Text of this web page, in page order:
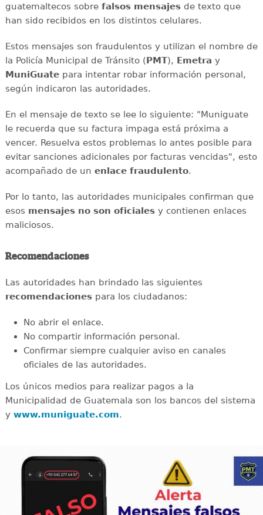
guatemaltecos sobre falsos mensajesde texto que
han sido recibidos en los distintos celulares.
Estos mensajes son fraudulentos y utilizan el nombre de
la Policía Municipal de Tránsito (PMT), Emetra y
MuniGuatepara intentar robar información personal,
según indicaron las autoridades.
En el mensaje de texto se lee lo siguiente: "Muniguate
le recuerda que su factura impaga está próxima a
vencer. Resuelva estos problemas lo antes posible para
evitar sanciones adicionales por facturas vencidas", esto
acompañado de un enlace fraudulento.
Por lo tanto, las autoridades municipales confirman que
esos mensajes no son oficialesy contienen enlaces
maliciosos.
Recomendaciones
Las autoridades han brindado las siguientes
recomendacionespara los ciudadanos:
No abrir el enlace.
No compartir información personal.
Confirmar siempre cualquier aviso en canales
oficiales de las autoridades.
Los únicos medios para realizar pagos a la
Municipalidad de Guatemala son los bancos del sistema
y www.muniguate.com.